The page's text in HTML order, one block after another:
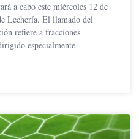
a cabo este miércoles 12 de
Lechería. El llamado del
refiere a fracciones
especialmente